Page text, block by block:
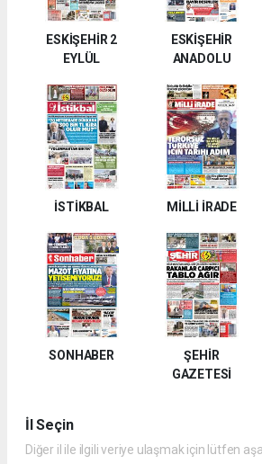
ESKİŞEHİR 2
EYLÜL
ESKİŞEHİR
ANADOLU
İSTİKBAL MİLLİ İRADE
SONHABER
ŞEHİR
GAZETESİ
İl Seçin
Diğer il ile ilgili veriye ulaşmak için lütfen